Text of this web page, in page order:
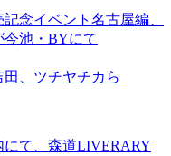
念イベント名古屋編、
今池・BYにて
、ツチヤチカら
にて、森道LIVERARY